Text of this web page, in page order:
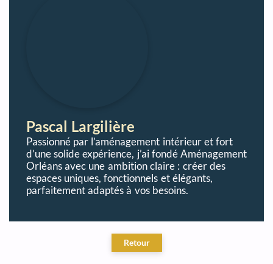
Pascal Largilière
Passionné par l’aménagement intérieur et fort
d’une solide expérience, j’ai fondé Aménagement
Orléans avec une ambition claire : créer des
espaces uniques, fonctionnels et élégants,
parfaitement adaptés à vos besoins.